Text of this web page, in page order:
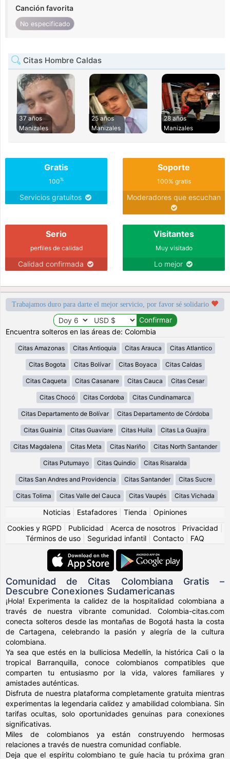
Canción favorita
No especificado
Citas Hombre Caldas
37 años
Manizales
25 años
Manizales
28 años
Manizales
Gratis
100%
Servicios gratuitos
Soporte
100% gratis
Moderadores que escuchan
Serio
perfiles de calidad
Calidad confirmada
Visitantes
Muy visitado
Lo mejor
Trabajamos duro para darte el mejor servicio, por favor sé solidario
Encuentra solteros en las áreas de: Colombia
Citas Amazonas Citas Antioquia Citas Arauca Citas Atlantico
Citas Bogota Citas Bolívar Citas Boyaca Citas Caldas
Citas Caqueta Citas Casanare Citas Cauca Citas Cesar
Citas Chocó Citas Cordoba Citas Cundinamarca
Citas Departamento de Bolívar Citas Departamento de Córdoba
Citas Guainia Citas Guaviare Citas Huila Citas La Guajira
Citas Magdalena Citas Meta Citas Nariño Citas North Santander
Citas Putumayo Citas Quindio Citas Risaralda
Citas San Andres and Providencia Citas Santander Citas Sucre
Citas Tolima Citas Valle del Cauca Citas Vaupés Citas Vichada
Noticias Estafadores Tienda
Opiniones
Cookies y RGPD
Publicidad Acerca de nosotros Privacidad
Términos de uso
Seguridad infantil Contacto FAQ
Comunidad de Citas Colombiana Gratis –
Descubre Conexiones Sudamericanas
¡Hola! Experimenta la calidez de la hospitalidad colombiana a
través de nuestra vibrante comunidad. Colombia-citas.com
conecta solteros desde las montañas de Bogotá hasta la costa
de Cartagena, celebrando la pasión y alegría de la cultura
colombiana.
Ya sea que estés en la bulliciosa Medellín, la histórica Cali o la
tropical Barranquilla, conoce colombianos compatibles que
comparten tu entusiasmo por la vida, valores familiares y
amistades auténticas.
Disfruta de nuestra plataforma completamente gratuita mientras
experimentas la legendaria calidez y amabilidad colombiana. Sin
tarifas ocultas, solo oportunidades genuinas para conexiones
significativas.
Miles de colombianos ya están construyendo hermosas
relaciones a través de nuestra comunidad confiable.
Deja que el espíritu colombiano te guíe hacia tu próxima gran